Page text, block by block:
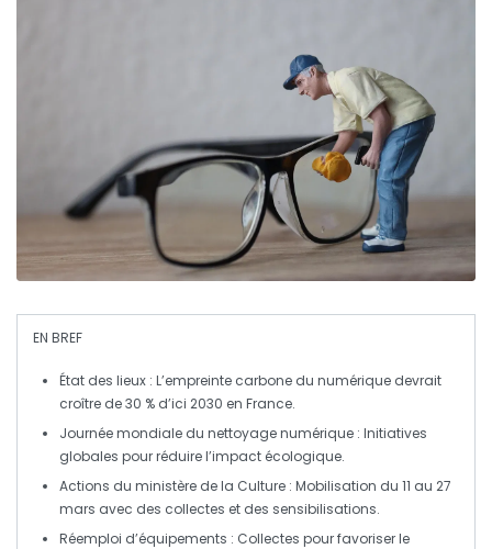
EN BREF
État des lieux : L’empreinte carbone du numérique devrait
croître de 30 % d’ici 2030 en France.
Journée mondiale du nettoyage numérique : Initiatives
globales pour réduire l’impact écologique.
Actions du ministère de la Culture : Mobilisation du 11 au 27
mars avec des collectes et des sensibilisations.
Réemploi d’équipements : Collectes pour favoriser le